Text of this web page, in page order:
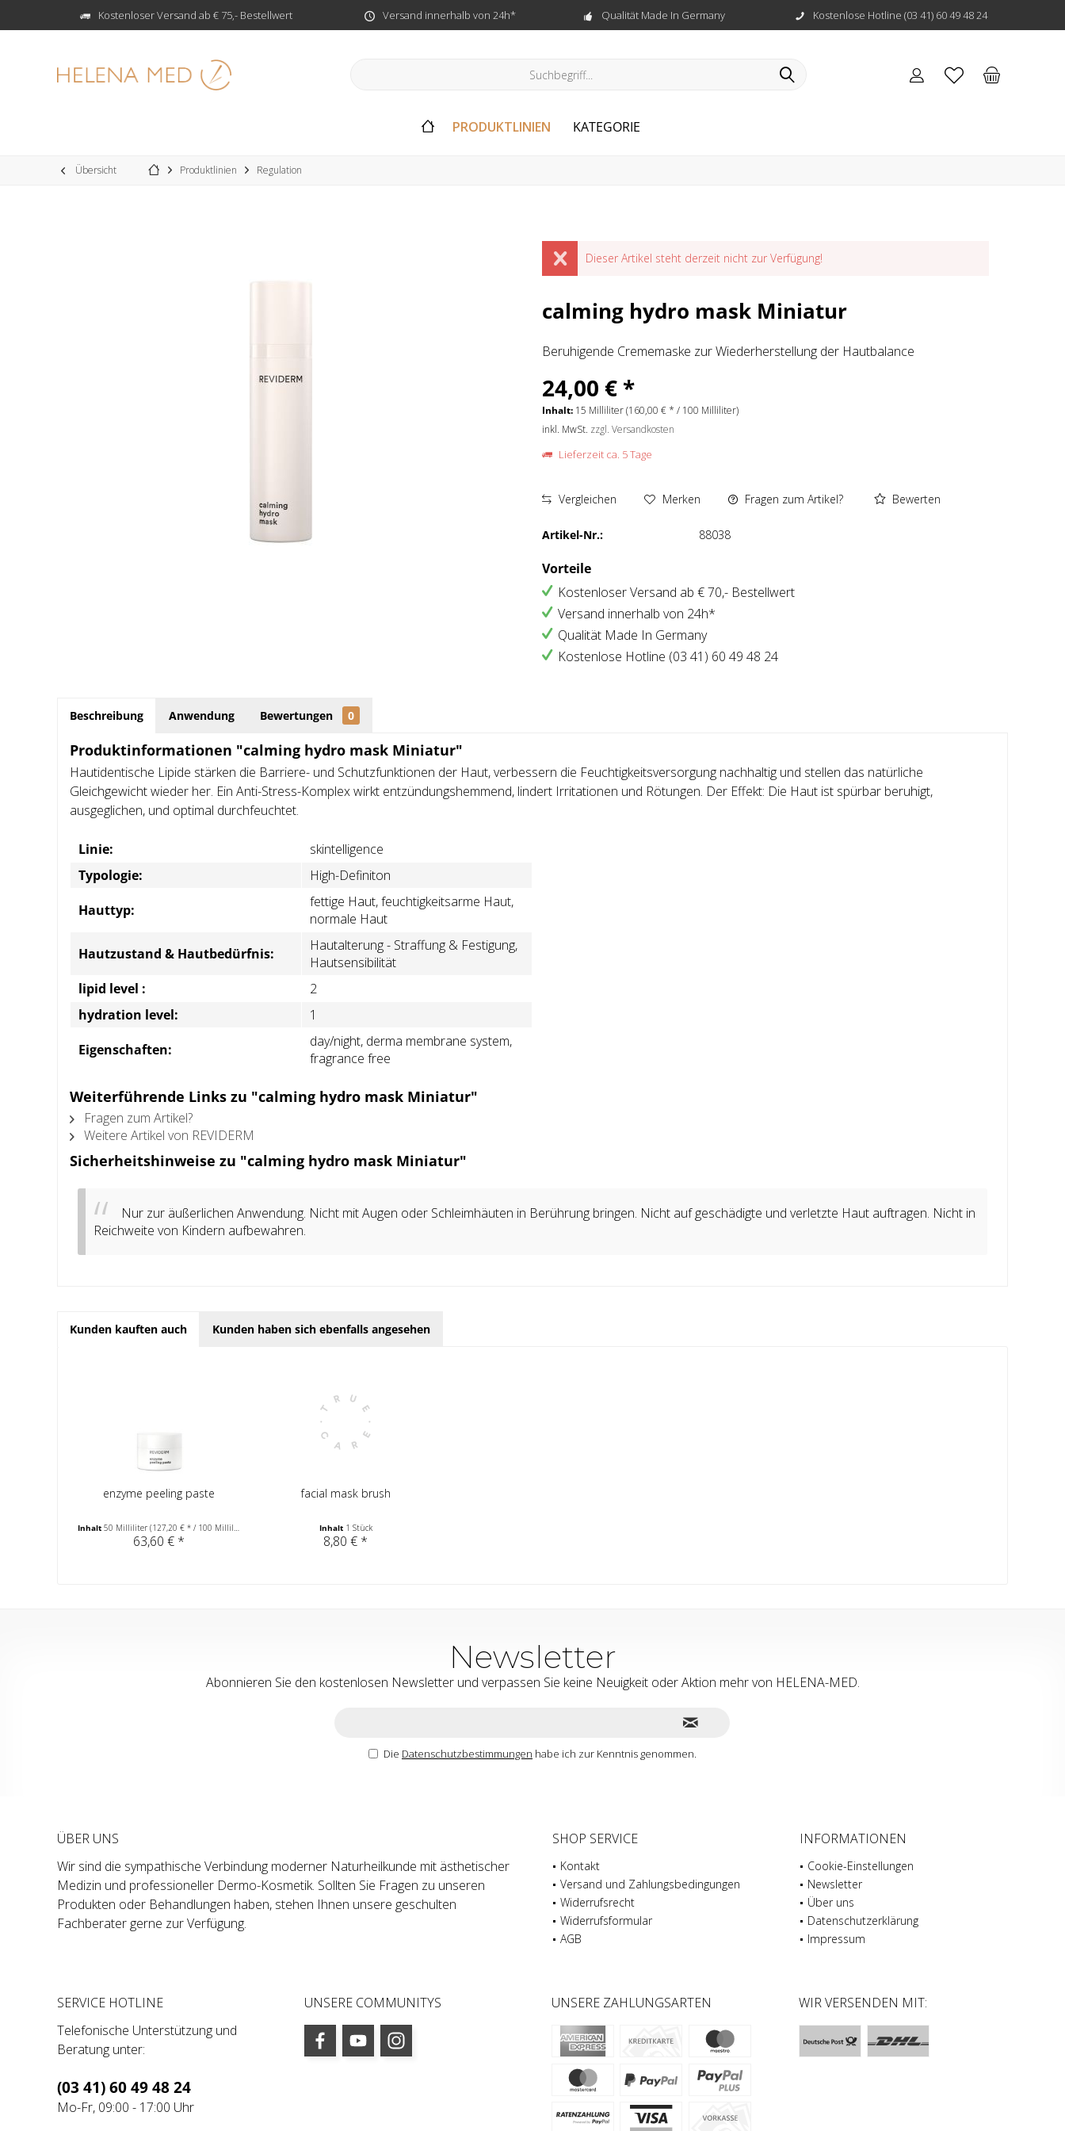
Kostenloser Versand ab € 75,- Bestellwert Versand innerhalb von 24h* Qualität Made In Germany Kostenlose Hotline (03 41) 60 49 48 24
PRODUKTLINIEN KATEGORIE
Übersicht Produktlinien Regulation
Dieser Artikel steht derzeit nicht zur Verfügung!
calming hydro mask Miniatur
Beruhigende Crememaske zur Wiederherstellung der Hautbalance
24,00 € *
Inhalt: 15 Milliliter (160,00 € * / 100 Milliliter)
inkl. MwSt. zzgl. Versandkosten
Lieferzeit ca. 5 Tage
Vergleichen Merken Fragen zum Artikel? Bewerten
Artikel-Nr.: 88038
Vorteile
Kostenloser Versand ab € 70,- Bestellwert
Versand innerhalb von 24h*
Qualität Made In Germany
Kostenlose Hotline (03 41) 60 49 48 24
Beschreibung Anwendung Bewertungen 0
Produktinformationen "calming hydro mask Miniatur"
Hautidentische Lipide stärken die Barriere- und Schutzfunktionen der Haut, verbessern die Feuchtigkeitsversorgung nachhaltig und stellen das natürliche
Gleichgewicht wieder her. Ein Anti-Stress-Komplex wirkt entzündungshemmend, lindert Irritationen und Rötungen. Der Effekt: Die Haut ist spürbar beruhigt,
ausgeglichen, und optimal durchfeuchtet.
Linie:
skintelligence
Typologie:
High-Definiton
Hauttyp:
fettige Haut, feuchtigkeitsarme Haut,
normale Haut
Hautzustand & Hautbedürfnis:
Hautalterung - Straffung & Festigung,
Hautsensibilität
lipid level :
2
hydration level:
1
Eigenschaften:
day/night, derma membrane system,
fragrance free
Weiterführende Links zu "calming hydro mask Miniatur"
Fragen zum Artikel?
Weitere Artikel von REVIDERM
Sicherheitshinweise zu "calming hydro mask Miniatur"
Nur zur äußerlichen Anwendung. Nicht mit Augen oder Schleimhäuten in Berührung bringen. Nicht auf geschädigte und verletzte Haut auftragen. Nicht in
Reichweite von Kindern aufbewahren.
Kunden kauften auch Kunden haben sich ebenfalls angesehen
enzyme peeling paste
Inhalt 50 Milliliter (127,20 € * / 100 Milliliter)
63,60 € *
facial mask brush
Inhalt 1 Stück
8,80 € *
Newsletter
Abonnieren Sie den kostenlosen Newsletter und verpassen Sie keine Neuigkeit oder Aktion mehr von HELENA-MED.
Die Datenschutzbestimmungen habe ich zur Kenntnis genommen.
ÜBER UNS
Wir sind die sympathische Verbindung moderner Naturheilkunde mit ästhetischer
Medizin und professioneller Dermo-Kosmetik. Sollten Sie Fragen zu unseren
Produkten oder Behandlungen haben, stehen Ihnen unsere geschulten
Fachberater gerne zur Verfügung.
SHOP SERVICE
Kontakt
Versand und Zahlungsbedingungen
Widerrufsrecht
Widerrufsformular
AGB
INFORMATIONEN
Cookie-Einstellungen
Newsletter
Über uns
Datenschutz­erklärung
Impressum
SERVICE HOTLINE
Telefonische Unterstützung und
Beratung unter:
(03 41) 60 49 48 24
Mo-Fr, 09:00 - 17:00 Uhr
UNSERE COMMUNITYS UNSERE ZAHLUNGSARTEN WIR VERSENDEN MIT: